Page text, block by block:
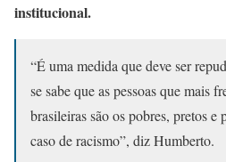
institucional.
“É uma medida que deve ser
se sabe que as pessoas que mais
brasileiras são os pobres, pretos e
caso de racismo”, diz Humberto.